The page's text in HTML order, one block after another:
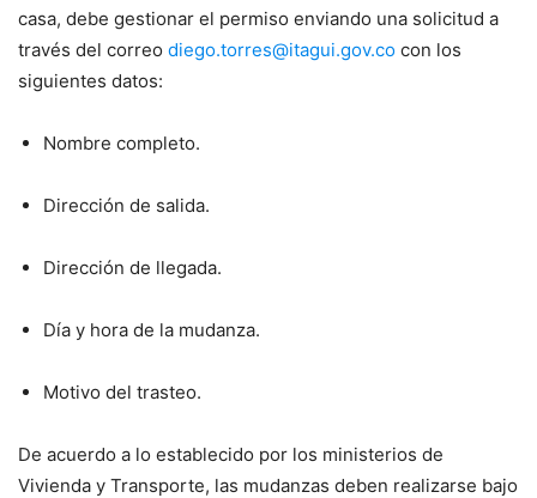
casa, debe gestionar el permiso enviando una solicitud a
través del correo diego.torres@itagui.gov.co con los
siguientes datos:
Nombre completo.
Dirección de salida.
Dirección de llegada.
Día y hora de la mudanza.
Motivo del trasteo.
De acuerdo a lo establecido por los ministerios de
Vivienda y Transporte, las mudanzas deben realizarse bajo